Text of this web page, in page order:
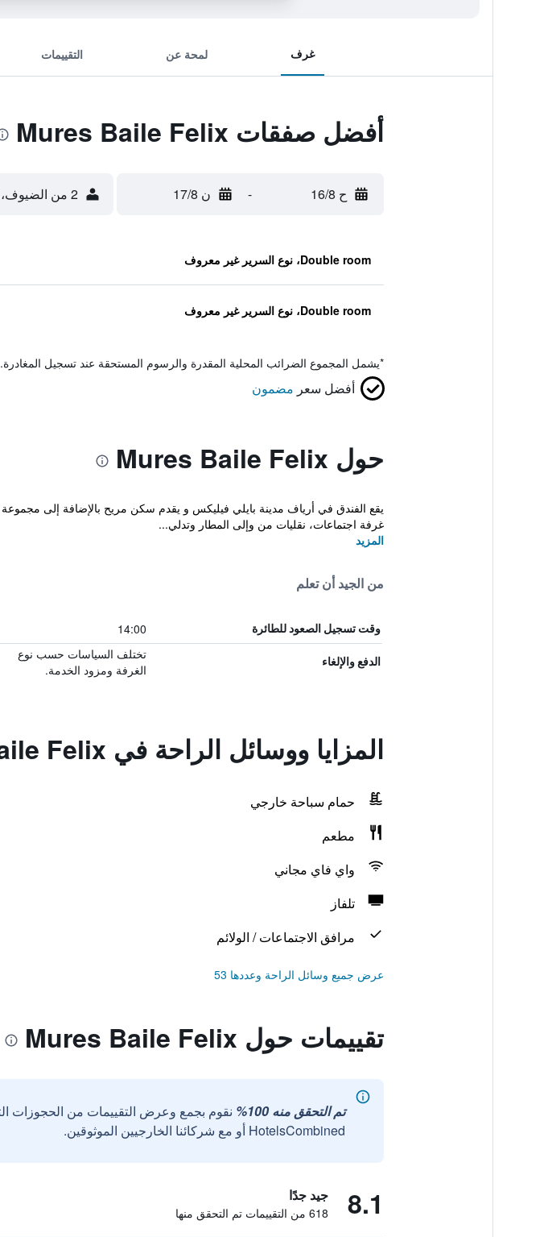
غرف لمحة عن التقييمات
أفضل صفقات Mures Baile Felix
ح 16/8 - ن 17/8 2 من الضيوف، غرفة واحدة
Double room، نوع السرير غير معروف
Double room، نوع السرير غير معروف
*يشمل المجموع الضرائب المحلية المقدرة والرسوم المستحقة عند تسجيل المغادرة.
أفضل سعر مضمون
حول Mures Baile Felix
يقع الفندق في أرياف مدينة بايلي فيليكس و يقدم سكن مريح بالإضافة إلى
غرفة اجتماعات، نقليات من وإلى المطار وتدلي...
المزيد
من الجيد أن تعلم
وقت تسجيل الصعود للطائرة 14:00
الدفع والإلغاء
تختلف السياسات حسب نوع
الغرفة ومزود الخدمة.
المزايا ووسائل الراحة في Mures Baile Felix
حمام سباحة خارجي
مطعم
واي فاي مجاني
تلفاز
مرافق الاجتماعات / الولائم
عرض جميع وسائل الراحة وعددها 53
تقييمات حول Mures Baile Felix
تم التحقق منه 100%
نقوم بجمع وعرض التقييمات من الحجوزات
HotelsCombined أو مع شركائنا الخارجيين الموثوقين.
8.1 جيد جدًا
618 من التقييمات تم التحقق منها